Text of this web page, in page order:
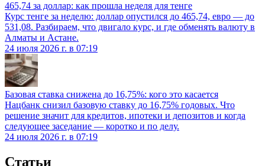
465,74 за доллар: как прошла неделя для тенге
Курс тенге за неделю: доллар опустился до 465,74, евро — до
531,08. Разбираем, что двигало курс, и где обменять валюту в
Алматы и Астане.
24 июля 2026 г. в 07:19
Базовая ставка снижена до 16,75%: кого это касается
Нацбанк снизил базовую ставку до 16,75% годовых. Что
решение значит для кредитов, ипотеки и депозитов и когда
следующее заседание — коротко и по делу.
24 июля 2026 г. в 07:19
Статьи